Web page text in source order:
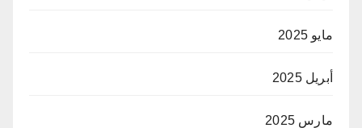
مايو 2025
أبريل 2025
مارس 2025